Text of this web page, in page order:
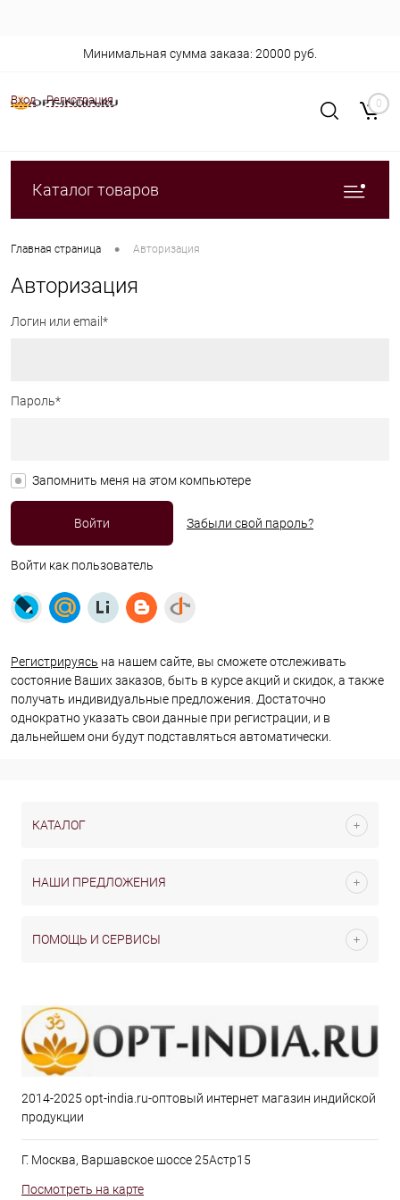
Вход Регистрация
Минимальная сумма заказа: 20000 руб.
0
Каталог товаров
Главная страница • Авторизация
Авторизация
Логин или email*
Пароль*
Запомнить меня на этом компьютере
Забыли свой пароль?
Войти как пользователь
Регистрируясь на нашем сайте, вы сможете отслеживать
состояние Ваших заказов, быть в курсе акций и скидок, а также
получать индивидуальные предложения. Достаточно
однократно указать свои данные при регистрации, и в
дальнейшем они будут подставляться автоматически.
КАТАЛОГ
НАШИ ПРЕДЛОЖЕНИЯ
ПОМОЩЬ И СЕРВИСЫ
2014-2025 opt-india.ru-оптовый интернет магазин индийской
продукции
Г. Москва, Варшавское шоссе 25Астр15
Посмотреть на карте